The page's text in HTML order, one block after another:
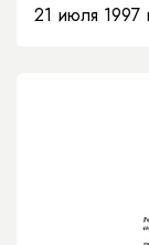
бюджета на
21 июля 1997